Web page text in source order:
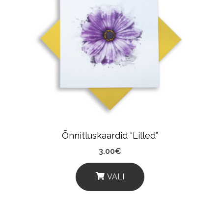
Õnnitluskaardid “Lilled”
3.00€
VALI
This